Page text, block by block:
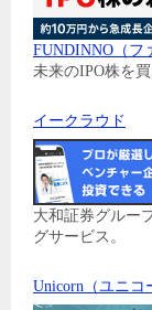
FUNDINNO（フ
未来のIPO株を買
イークラウド
大和証券グルー
グサービス。
Unicorn（ユニコ